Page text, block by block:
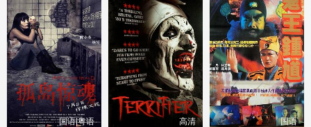
国语|粤语 高清 国语